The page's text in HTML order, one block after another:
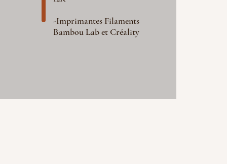
-Imprimantes Filaments
Bambou Lab et Créality